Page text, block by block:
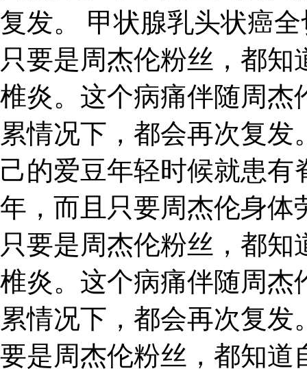
复发。 甲状腺乳头状癌
只要是周杰伦粉丝，都
椎炎。这个病痛伴随周杰
累情况下，都会再次复
己的爱豆年轻时候就患
年，而且只要周杰伦身体
只要是周杰伦粉丝，都
椎炎。这个病痛伴随周杰
累情况下，都会再次复发
要是周杰伦粉丝，都知道